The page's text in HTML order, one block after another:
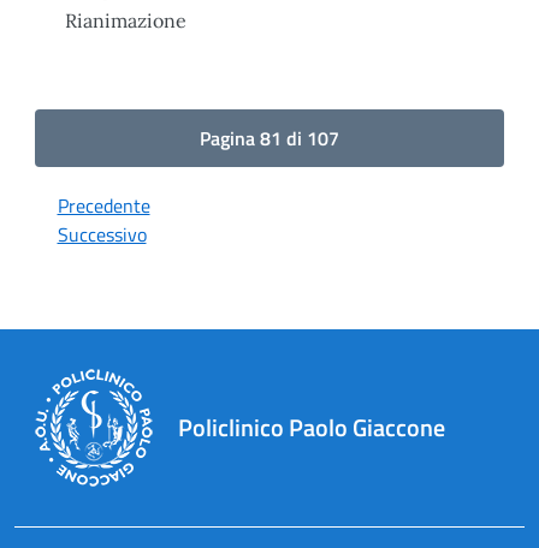
Rianimazione
Pagina 81 di 107
Precedente
Successivo
Policlinico Paolo Giaccone